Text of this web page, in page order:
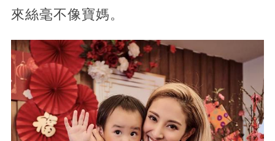
來絲毫不像寶媽。